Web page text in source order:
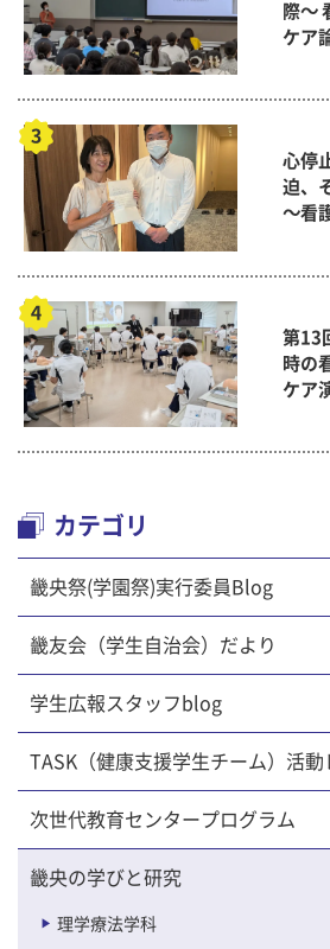
際～
ケア
心停
迫、
～看
第13
時の
ケア
カテゴリ
畿央祭(学園祭)実行委員Blog
畿友会（学生自治会）だより
学生広報スタッフblog
TASK（健康支援学生チーム）活動
次世代教育センタープログラム
畿央の学びと研究
理学療法学科